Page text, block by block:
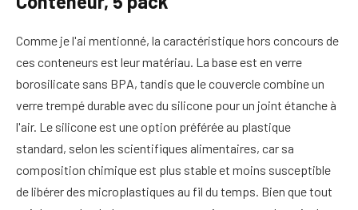
Comme je l'ai mentionné, la caractéristique hors concours de
ces conteneurs est leur matériau. La base est en verre
borosilicate sans BPA, tandis que le couvercle combine un
verre trempé durable avec du silicone pour un joint étanche à
l'air. Le silicone est une option préférée au plastique
standard, selon les scientifiques alimentaires, car sa
composition chimique est plus stable et moins susceptible
de libérer des microplastiques au fil du temps. Bien que tout